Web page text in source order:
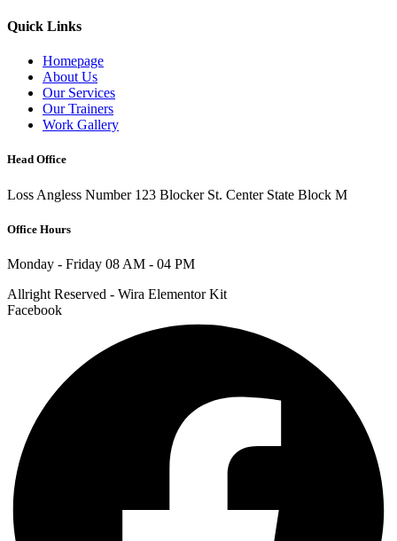
Quick Links
Homepage
About Us
Our Services
Our Trainers
Work Gallery
Head Office
Loss Angless Number 123 Blocker St. Center State Block M
Office Hours
Monday - Friday 08 AM - 04 PM
Allright Reserved - Wira Elementor Kit
Facebook